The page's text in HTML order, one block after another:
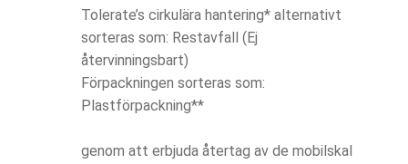
Tolerate’s cirkulära hantering* alternativt
sorteras som: Restavfall (Ej
återvinningsbart)
Förpackningen sorteras som:
Plastförpackning**
genom att erbjuda återtag av de mobilskal